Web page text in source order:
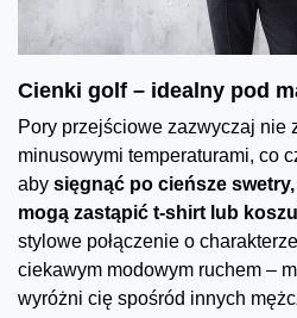
Cienki golf – idealny pod
Pory przejściowe zazwyczaj nie
minusowymi temperaturami, co
aby sięgnąć po cieńsze
mogą zastąpić t-shirt lub
stylowe połączenie o
ciekawym modowym ruchem –
wyróżni cię spośród innych